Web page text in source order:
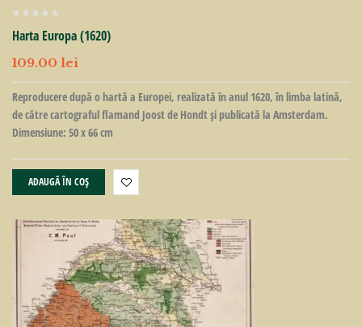
Harta Europa (1620)
109.00 lei
Reproducere după o hartă a Europei, realizată în anul 1620, în limba latină,
de către cartograful flamand Joost de Hondt şi publicată la Amsterdam.
Dimensiune: 50 x 66 cm
ADAUGĂ ÎN COȘ